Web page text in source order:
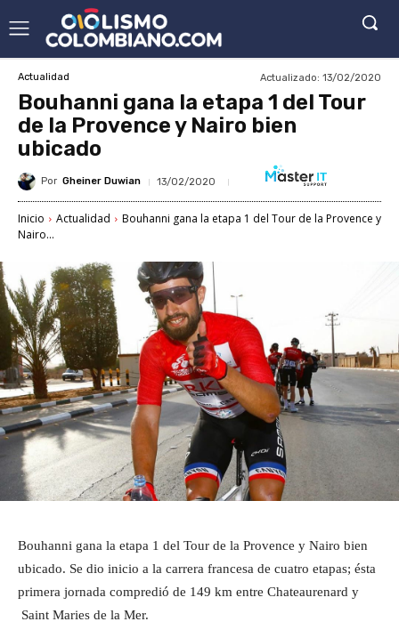
Actualidad Actualizado: 13/02/2020
Bouhanni gana la etapa 1 del Tour
de la Provence y Nairo bien
ubicado
Por Gheiner Duwian 13/02/2020
Inicio Actualidad
Bouhanni gana la etapa 1 del Tour de la Provence y
Nairo...
Bouhanni gana la etapa 1 del Tour de la Provence y Nairo bien
ubicado. Se dio inicio a la carrera francesa de cuatro etapas; ésta
primera jornada compredió de 149 km entre Chateaurenard y
Saint Maries de la Mer.